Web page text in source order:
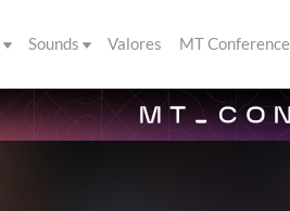
Sounds Valores MT Conference